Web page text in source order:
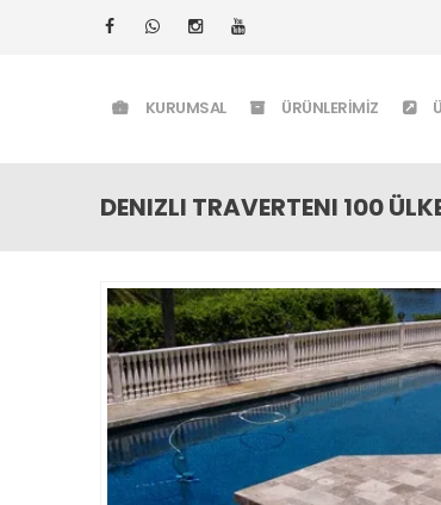
KURUMSAL ÜRÜNLERIMIZ
DENIZLI TRAVERTENI 100